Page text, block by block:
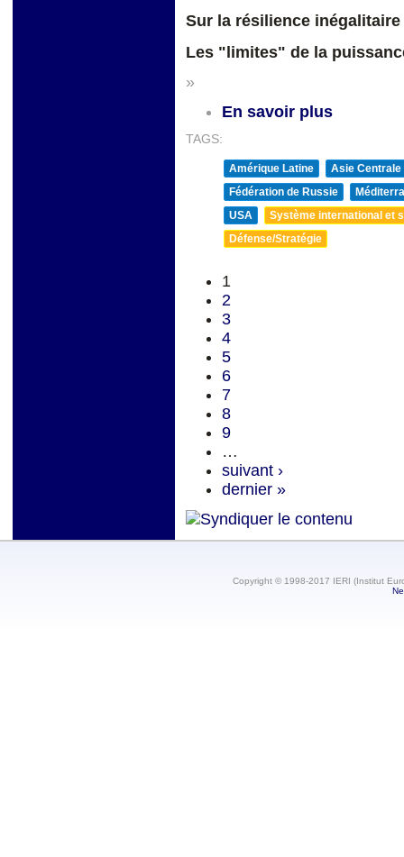
Sur la résilience inégalitaire
Les "limites" de la
»
En savoir plus
TAGS:
Amérique Latine
Asie Centrale
Fédération de Russie
USA
Système international et
Défense/Stratégie
1
2
3
4
5
6
7
8
9
…
suivant ›
dernier »
Copyright © 1998-2017 IERI (Institut